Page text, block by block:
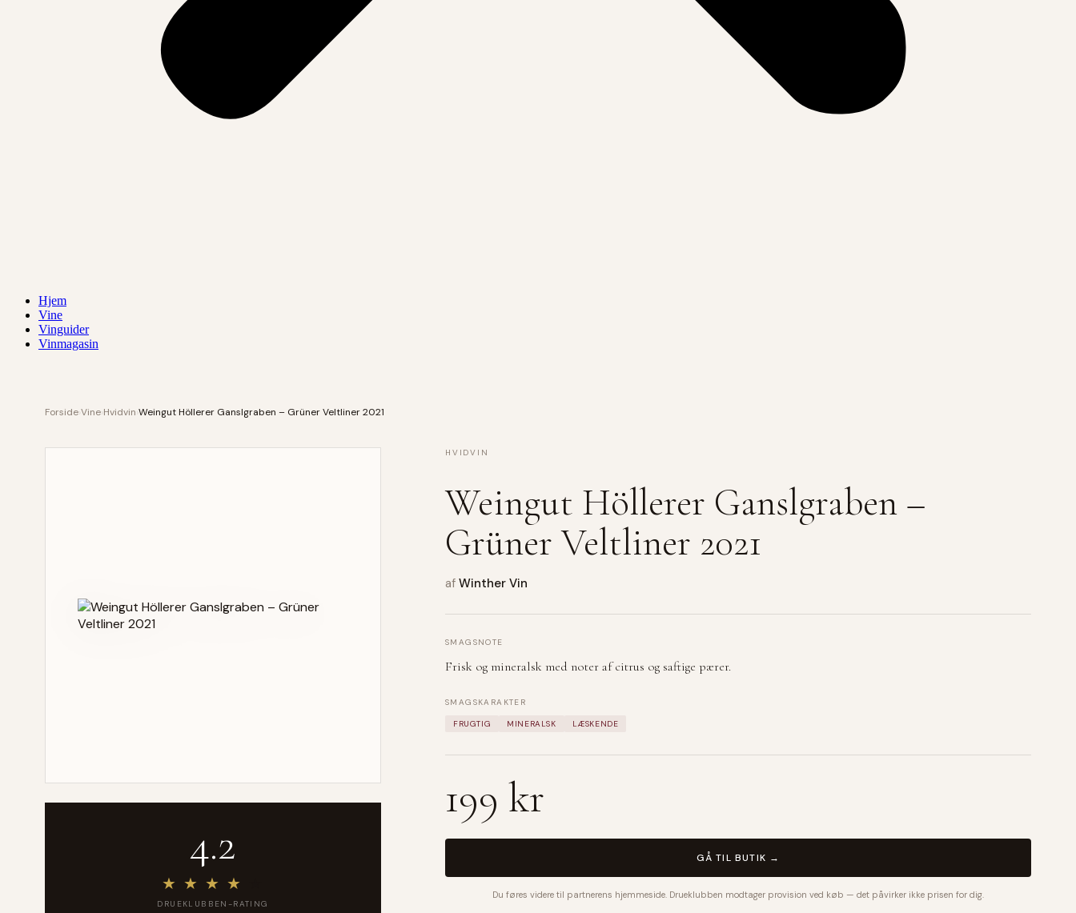
Hjem
Vine
Vinguider
Vinmagasin
ForsideVine Hvidvin Weingut Höllerer Ganslgraben – Grüner Veltliner 2021
4.2
★ ★ ★ ★
DRUEKLUBBEN-RATING
HVIDVIN
Weingut Höllerer Ganslgraben –
Grüner Veltliner 2021
af Winther Vin
SMAGSNOTE
Frisk og mineralsk med noter af citrus og saftige pærer.
SMAGSKARAKTER
FRUGTIG MINERALSK LÆSKENDE
199 kr
GÅ TIL BUTIK →
Du føres videre til partnerens hjemmeside. Drueklubben modtager provision ved køb — det påvirker ikke prisen for dig.